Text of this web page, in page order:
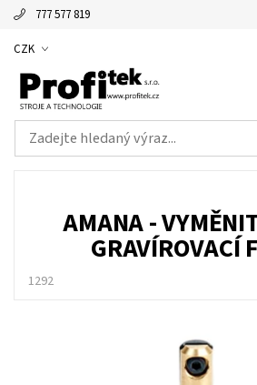
777 577 819
CZK
AMANA -
GRAVÍROVACÍ
1292
Alžbětka - vaše